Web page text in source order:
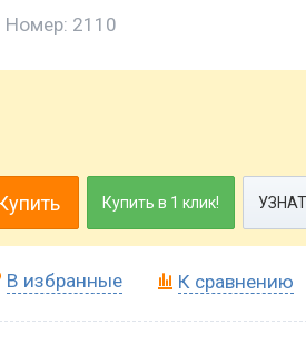
Номер: 2110
Купить в 1 клик!
В избранные К сравнению